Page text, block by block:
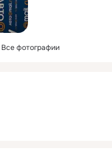
Все фотографии